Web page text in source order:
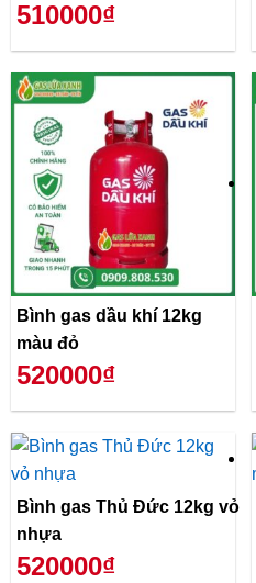
510000₫
Bình gas dầu khí 12kg
màu đỏ
520000₫
Bình gas Thủ Đức 12kg vỏ
nhựa
520000₫